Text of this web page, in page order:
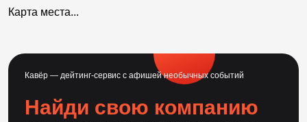
Карта места...
Кавёр — дейтинг-сервис с афишей необычных событий
Найди свою компанию